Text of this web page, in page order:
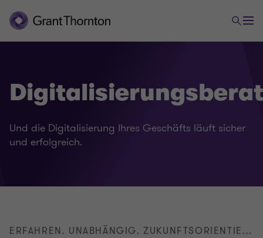
Und die Digitalisierung Ihres Geschäfts läuft sicher
und erfolgreich.
ERFAHREN. UNABHÄNGIG. ZUKUNFTSORIENTIERT.